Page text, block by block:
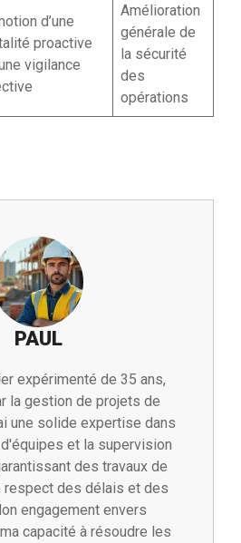
d’une
proactive
vigilance
Amélioration
générale de
la sécurité
des
opérations
PAUL
expérimenté de 35 ans,
la gestion de projets de
une solide expertise dans
et la supervision
des travaux de
respect des délais et des
engagement envers
capacité à résoudre les